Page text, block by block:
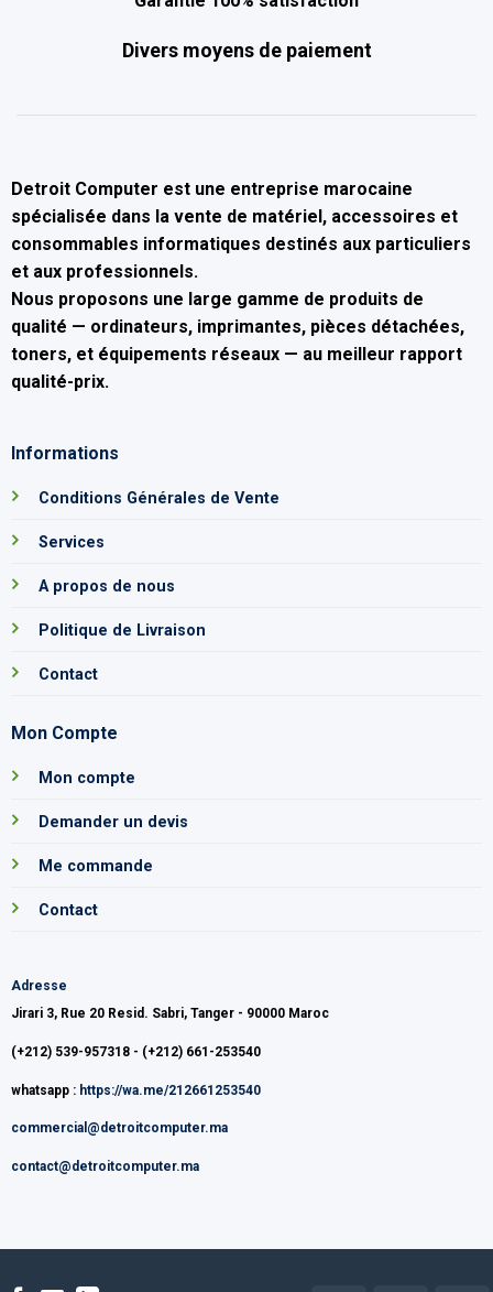
Divers moyens de paiement
Detroit Computer est une entreprise marocaine
spécialisée dans la vente de matériel, accessoires et
consommables informatiques destinés aux particuliers
et aux professionnels.
Nous proposons une large gamme de produits de
qualité — ordinateurs, imprimantes, pièces détachées,
toners, et équipements réseaux — au meilleur rapport
qualité-prix.
Informations
Conditions Générales de Vente
Services
A propos de nous
Politique de Livraison
Contact
Mon Compte
Mon compte
Demander un devis
Me commande
Contact
Adresse
Jirari 3, Rue 20 Resid. Sabri, Tanger - 90000 Maroc
(+212) 539-957318 - (+212) 661-253540
whatsapp : https://wa.me/212661253540
commercial@detroitcomputer.ma
contact@detroitcomputer.ma